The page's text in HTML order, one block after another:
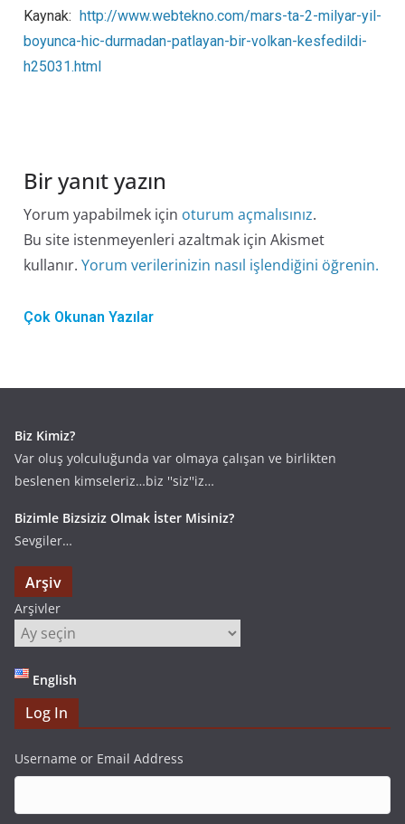
Kaynak: http://www.webtekno.com/mars-ta-2-milyar-yil-
boyunca-hic-durmadan-patlayan-bir-volkan-kesfedildi-
h25031.html
Bir yanıt yazın
Yorum yapabilmek için oturum açmalısınız.
Bu site istenmeyenleri azaltmak için Akismet
kullanır. Yorum verilerinizin nasıl işlendiğini öğrenin.
Çok Okunan Yazılar
Biz Kimiz?
Var oluş yolculuğunda var olmaya çalışan ve birlikten
beslenen kimseleriz…biz ''siz''iz…
Bizimle Bizsiziz Olmak İster Misiniz?
Sevgiler…
Arşiv
Arşivler
English
Log In
Username or Email Address